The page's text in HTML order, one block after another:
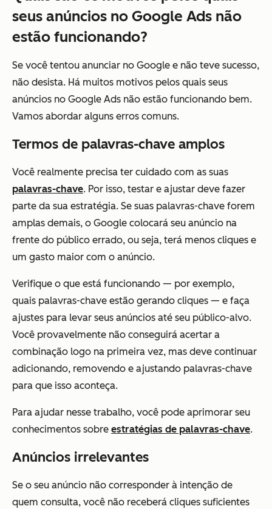
seus anúncios no Google Ads não
estão funcionando?
Se você tentou anunciar no Google e não teve sucesso,
não desista. Há muitos motivos pelos quais seus
anúncios no Google Ads não estão funcionando bem.
Vamos abordar alguns erros comuns.
Termos de palavras-chave amplos
Você realmente precisa ter cuidado com as suas
palavras-chave. Por isso, testar e ajustar deve fazer
parte da sua estratégia. Se suas palavras-chave forem
amplas demais, o Google colocará seu anúncio na
frente do público errado, ou seja, terá menos cliques e
um gasto maior com o anúncio.
Verifique o que está funcionando — por exemplo,
quais palavras-chave estão gerando cliques — e faça
ajustes para levar seus anúncios até seu público-alvo.
Você provavelmente não conseguirá acertar a
combinação logo na primeira vez, mas deve continuar
adicionando, removendo e ajustando palavras-chave
para que isso aconteça.
Para ajudar nesse trabalho, você pode aprimorar seu
conhecimentos sobre estratégias de palavras-chave.
Anúncios irrelevantes
Se o seu anúncio não corresponder à intenção de
quem consulta, você não receberá cliques suficientes